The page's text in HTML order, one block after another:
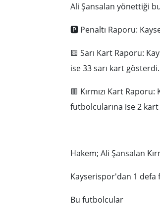
Ali Şansalan yönettiği
🅿️ Penaltı Raporu:
🟨 Sarı Kart Raporu:
ise 33 sarı kart gösterdi.
🟥 Kırmızı Kart
futbolcularına ise 2
Hakem; Ali Şansalan
Kayserispor'dan 1 defa
Bu futbolcular